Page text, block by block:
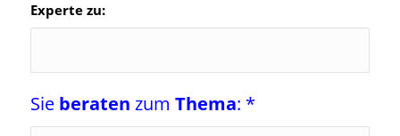
Experte zu:
Sie beraten zum Thema: *